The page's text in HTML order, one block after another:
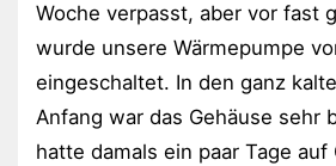
Woche verpasst, aber vor fast
wurde unsere Wärmepumpe
eingeschaltet. In den ganz
Anfang war das Gehäuse sehr
hatte damals ein paar Tage auf